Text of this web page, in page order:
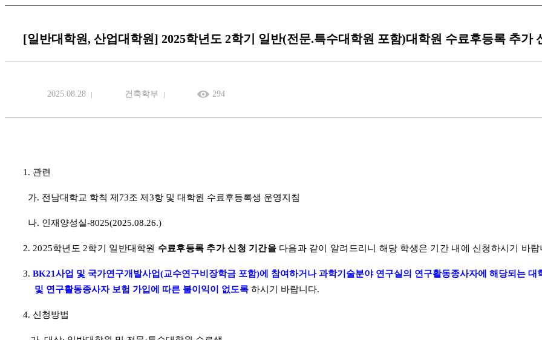
[일반대학원, 산업대학원] 2025학년도 2학기 일반(전문.특수대학원 포함)대학원 수료후등록 추가
2025.08.28 건축학부 294
1. 관련
가. 전남대학교 학칙 제 73조 제 3항 및 대학원 수료후등록생 운영지침
나. 인재양성실-8025(2025.08.26.)
2. 2025학년도 2학기 일반대학원 수료후등록 추가 신청 기간을 다음과 같이 알려드리니 해당 학생은 기간 내에 신청하시기 바랍
3. BK21사업 및 국가연구개발사업(교수연구비장학금 포함)에 참여하거나 과학기술분야 연구실의 연구활동종사자에 해당되는 대
및 연구활동종사자 보험 가입에 따른 불이익이 없도록 하시기 바랍니다.
4. 신청방법